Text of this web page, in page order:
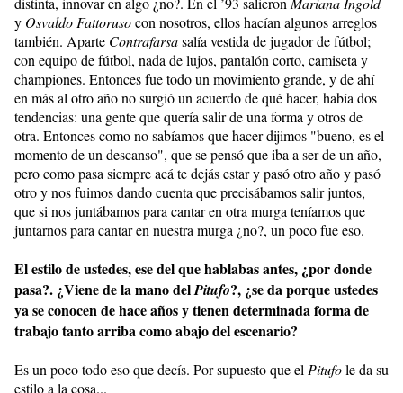
y Osvaldo Fattorusocon nosotros, ellos hacían algunos arreglos
también. Aparte Contrafarsasalía vestida de jugador de fútbol;
con equipo de fútbol, nada de lujos, pantalón corto, camiseta y
championes. Entonces fue todo un movimiento grande, y de ahí
en más al otro año no surgió un acuerdo de qué hacer, había dos
tendencias: una gente que quería salir de una forma y otros de
otra. Entonces como no sabíamos que hacer dijimos "bueno, es el
momento de un descanso", que se pensó que iba a ser de un año,
pero como pasa siempre acá te dejás estar y pasó otro año y pasó
otro y nos fuimos dando cuenta que precisábamos salir juntos,
que si nos juntábamos para cantar en otra murga teníamos que
juntarnos para cantar en nuestra murga ¿no?, un poco fue eso.
El estilo de ustedes, ese del que hablabas antes, ¿por donde
pasa?. ¿Viene de la mano delPitufo?, ¿se da porque ustedes
ya se conocen de hace años y tienen determinada forma de
trabajo tanto arriba como abajo del escenario?
Es un poco todo eso que decís. Por supuesto que elPitufole da su
estilo a la cosa...